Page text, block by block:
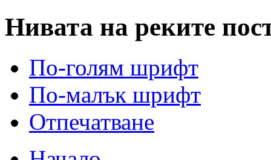
Нивата на реките
По-голям шрифт
По-малък шрифт
Отпечатване